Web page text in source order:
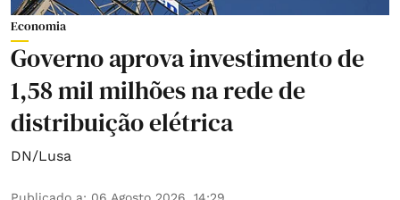
Economia
Governo aprova investimento de
1,58 mil milhões na rede de
distribuição elétrica
DN/Lusa